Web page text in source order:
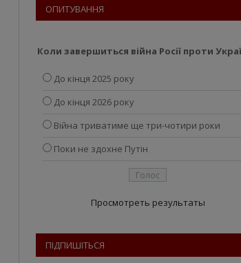
ОПИТУВАННЯ
Коли завершиться війна Росії проти
До кінця 2025 року
До кінця 2026 року
Війна триватиме ще три-чотири роки
Поки не здохне Путін
Просмотреть результаты
ПІДПИШІТЬСЯ